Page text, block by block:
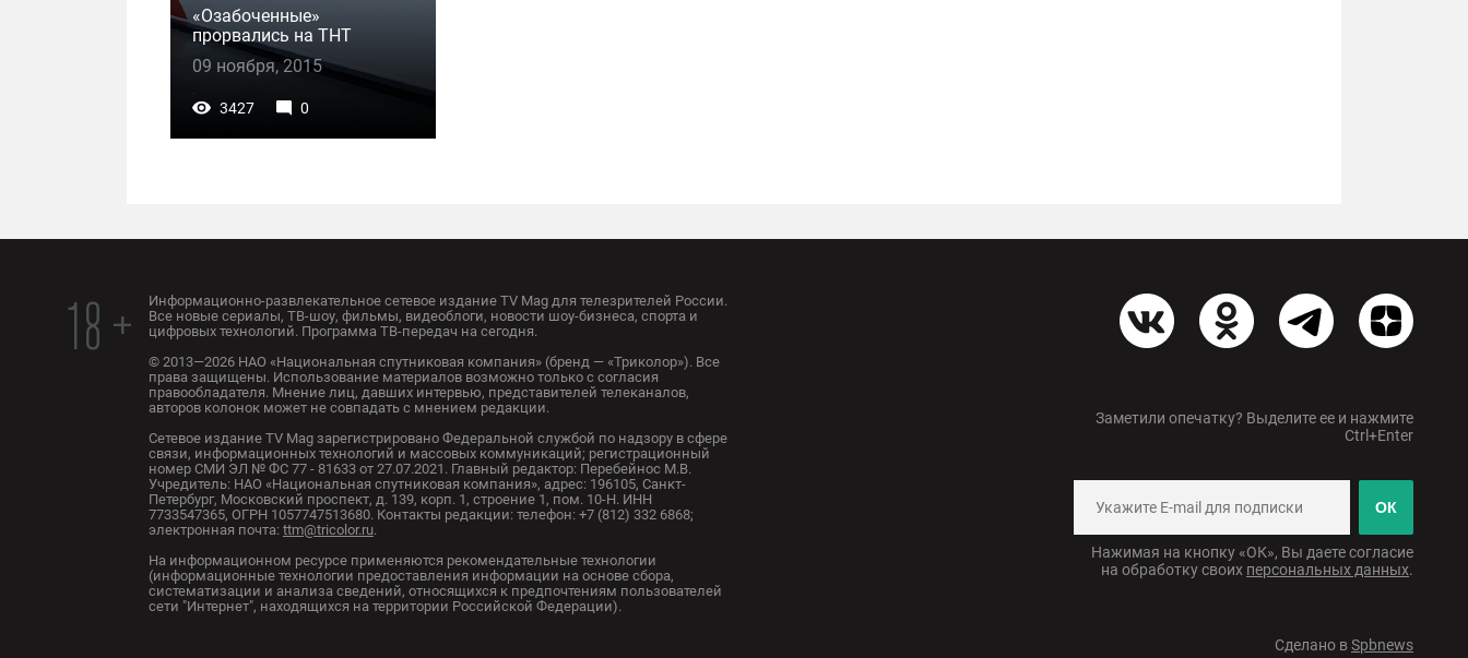
«Озабоченные»
прорвались на ТНТ
09 ноября, 2015
3427 0
18 +
Информационно-развлекательное сетевое издание TV Mag для телезрителей России.
Все новые сериалы, ТВ-шоу, фильмы, видеоблоги, новости шоу-бизнеса, спорта и
цифровых технологий. Программа ТВ-передач на сегодня.
© 2013—2026 НАО «Национальная спутниковая компания» (бренд — «Триколор»). Все
права защищены. Использование материалов возможно только с согласия
правообладателя. Мнение лиц, давших интервью, представителей телеканалов,
авторов колонок может не совпадать с мнением редакции.
Сетевое издание TV Mag зарегистрировано Федеральной службой по надзору в сфере
связи, информационных технологий и массовых коммуникаций; регистрационный
номер СМИ ЭЛ № ФС 77 - 81633 от 27.07.2021. Главный редактор: Перебейнос М.В.
Учредитель: НАО «Национальная спутниковая компания», адрес: 196105, Санкт-
Петербург, Московский проспект, д. 139, корп. 1, строение 1, пом. 10-Н. ИНН
7733547365, ОГРН 1057747513680. Контакты редакции: телефон: +7 (812) 332 6868;
электронная почта: ttm@tricolor.ru.
На информационном ресурсе применяются рекомендательные технологии
(информационные технологии предоставления информации на основе сбора,
систематизации и анализа сведений, относящихся к предпочтениям пользователей
сети "Интернет", находящихся на территории Российской Федерации).
Заметили опечатку? Выделите ее и нажмите
Ctrl+Enter
ОК
Нажимая на кнопку «ОК», Вы даете согласие
на обработку своих персональных данных.
Сделано вSpbnews